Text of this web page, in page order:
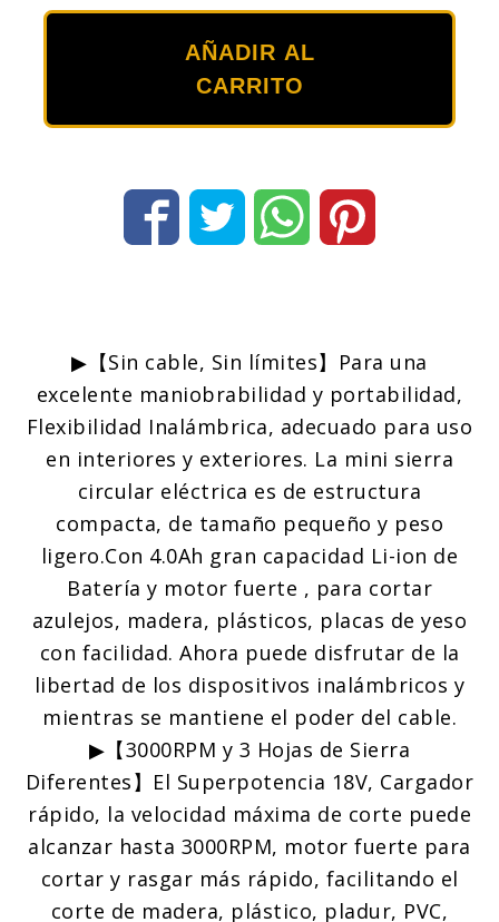
Mini
Cargador
90°,
3
Hojas
Ø89mm
para
Madera,
Metal,
Azulejos,
Resistente
-
TDMS23P
cantidad
AÑADIR AL
CARRITO
▶【Sin cable, Sin límites】Para una
excelente maniobrabilidad y portabilidad,
Flexibilidad Inalámbrica, adecuado para uso
en interiores y exteriores. La mini sierra
circular eléctrica es de estructura
compacta, de tamaño pequeño y peso
ligero.Con 4.0Ah gran capacidad Li-ion de
Batería y motor fuerte , para cortar
azulejos, madera, plásticos, placas de yeso
con facilidad. Ahora puede disfrutar de la
libertad de los dispositivos inalámbricos y
mientras se mantiene el poder del cable.
▶【3000RPM y 3 Hojas de Sierra
Diferentes】El Superpotencia 18V, Cargador
rápido, la velocidad máxima de corte puede
alcanzar hasta 3000RPM, motor fuerte para
cortar y rasgar más rápido, facilitando el
corte de madera, plástico, pladur, PVC,